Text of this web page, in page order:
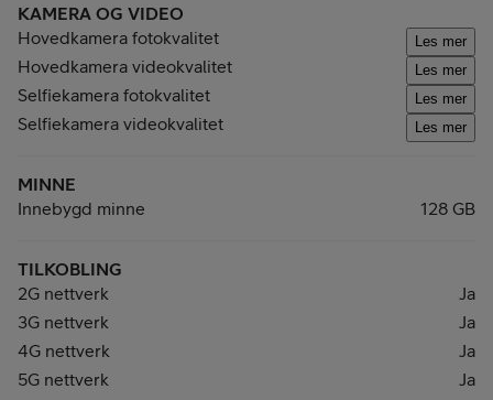
KAMERA OG VIDEO
Hovedkamera fotokvalitet
Les mer
Hovedkamera videokvalitet Les mer
Selfiekamera fotokvalitet Les mer
Selfiekamera videokvalitet Les mer
MINNE
Innebygd minne
128 GB
TILKOBLING
2G nettverk
Ja
3G nettverk
Ja
4G nettverk
Ja
5G nettverk
Ja